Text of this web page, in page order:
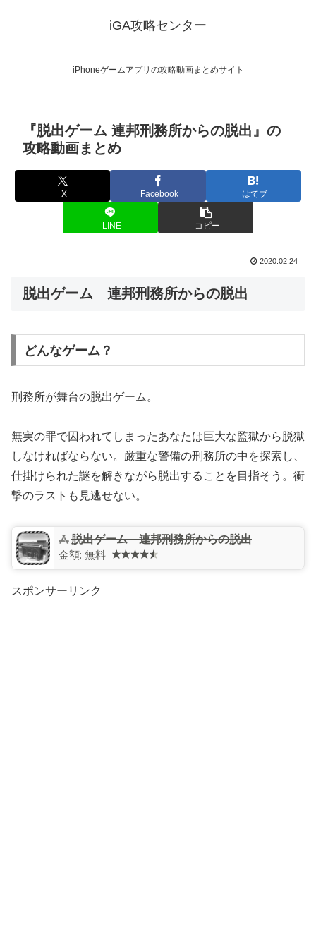
iGA攻略センター
iPhoneゲームアプリの攻略動画まとめサイト
『脱出ゲーム 連邦刑務所からの脱出』の
攻略動画まとめ
X Facebook はてブ
LINE コピー
2020.02.24
脱出ゲーム 連邦刑務所からの脱出
どんなゲーム？
刑務所が舞台の脱出ゲーム。
無実の罪で囚われてしまったあなたは巨大な監獄から脱獄
しなければならない。厳重な警備の刑務所の中を探索し、
仕掛けられた謎を解きながら脱出することを目指そう。衝
撃のラストも見逃せない。
脱出ゲーム 連邦刑務所からの脱出
金額: 無料
スポンサーリンク